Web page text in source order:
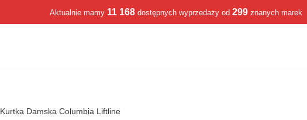
Aktualnie mamy 11 168 dostępnych wyprzedaży od 299 znanych marek
Kurtka Damska Columbia Liftline